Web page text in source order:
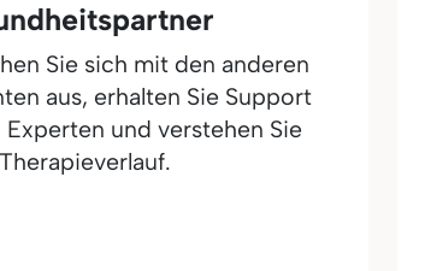
Sie sich mit den anderen
aus, erhalten Sie Support
und verstehen Sie